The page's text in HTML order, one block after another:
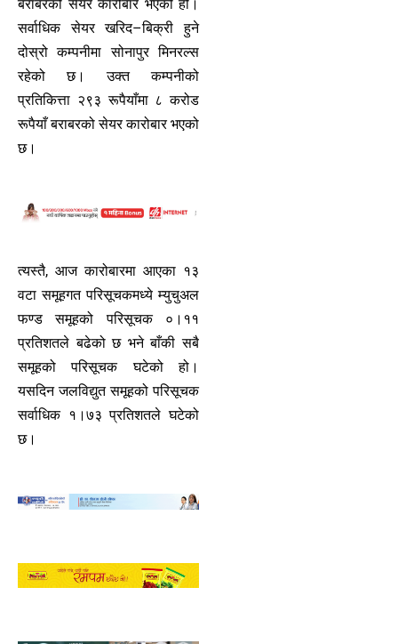
बराबरको सेयर कारोबार भएको हो।
सर्वाधिक सेयर खरिद–बिक्री हुने
दोस्रो कम्पनीमा सोनापुर मिनरल्स
रहेको छ। उक्त कम्पनीको
प्रतिकित्ता २९३ रूपैयाँमा ८ करोड
रूपैयाँ बराबरको सेयर कारोबार भएको
छ।
त्यस्तै, आज कारोबारमा आएका १३
वटा समूहगत परिसूचकमध्ये म्युचुअल
फण्ड समूहको परिसूचक ०।११
प्रतिशतले बढेको छ भने बाँकी सबै
समूहको परिसूचक घटेको हो।
यसदिन जलविद्युत समूहको परिसूचक
सर्वाधिक १।७३ प्रतिशतले घटेको
छ।